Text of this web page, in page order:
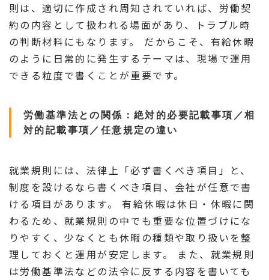
則は、適切に作成され周知されていれば、労働契
約の内容として扱われる場面があり、トラブル時
の判断材料にもなります。 だからこそ、有給休暇
のように日常的に発生するテーマは、現場で運用
できる粒度で書くことが重要です。
労働基準法との関係：絶対的必要記載事項／相
対的記載事項／任意規定の違い
就業規則には、法律上「必ず書くべき項目」と、
制度を設けるなら書くべき項目、会社が任意で書
ける項目があります。 有給休暇は休日・休暇に関
わるため、就業規則の中でも重要な位置づけにな
りやすく、少なくとも休暇の種類や取り扱いを整
理しておくと運用が安定します。 また、就業規則
は労働基準法などの法令に反する内容を書いても